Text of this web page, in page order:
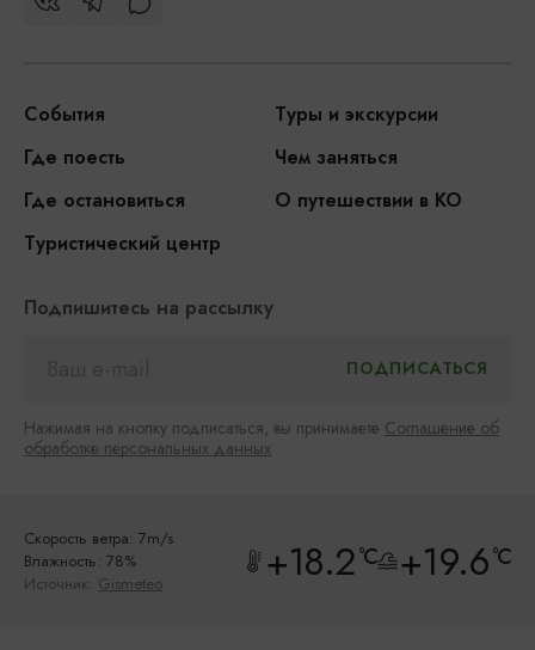
События
Туры и экскурсии
Где поесть
Чем заняться
Где остановиться
О путешествии в КО
Туристический центр
Подпишитесь на рассылку
Нажимая на кнопку подписаться, вы принимаете Соглашение об
обработке персональных данных
Скорость ветра: 7m/s
Влажность: 78%
Источник: Gismeteo +18.2°C +19.6°C